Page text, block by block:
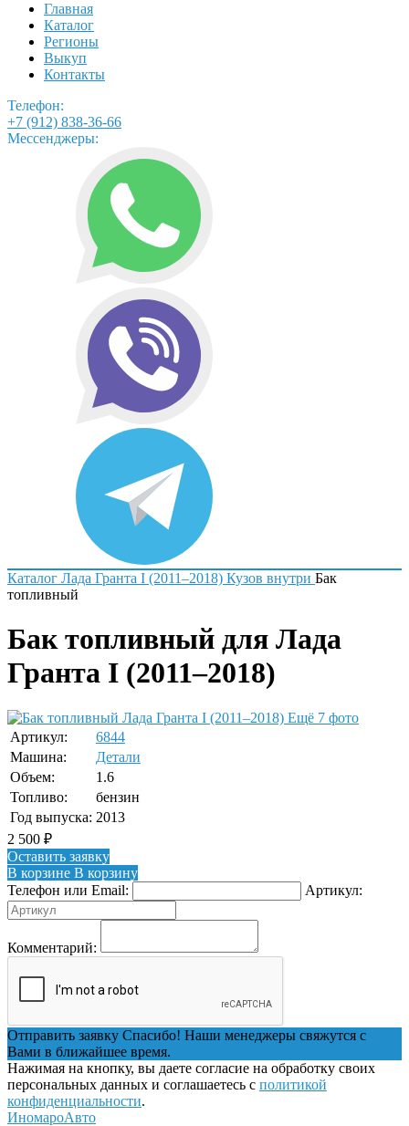
Главная
Каталог
Регионы
Выкуп
Контакты
Телефон:
+7 (912) 838-36-66
Мессенджеры:
Каталог Лада Гранта I (2011–2018) Кузов внутри Бак
топливный
Бак топливный для Лада
Гранта I (2011–2018)
Ещё 7 фото
Артикул:
6844
Машина:
Детали
Объем:
1.6
Топливо:
бензин
Год выпуска: 2013
2 500 ₽
Оставить заявку
В корзине В корзину
Телефон или Email:
Артикул:
Комментарий:
Отправить заявку Спасибо! Наши менеджеры свяжутся с
Вами в ближайшее время.
Нажимая на кнопку, вы даете согласие на обработку своих
персональных данных и соглашаетесь с политикой
конфиденциальности.
ИномароАвто